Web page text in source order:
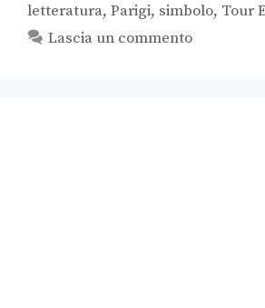
letteratura, Parigi, simbolo, Tour
Lascia un commento